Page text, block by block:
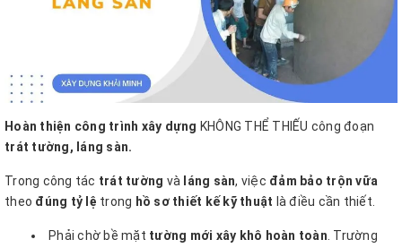
Hoàn thiện công trình xây dựng KHÔNG THỂ THIẾU công đoạn
trát tường, láng sàn.
Trong công tác trát tường và láng sàn, việc đảm bảo trộn vữa
theo đúng tỷ lệ trong hồ sơ thiết kế kỹ thuật là điều cần thiết.
Phải chờ bề mặt tường mới xây khô hoàn toàn . Trường